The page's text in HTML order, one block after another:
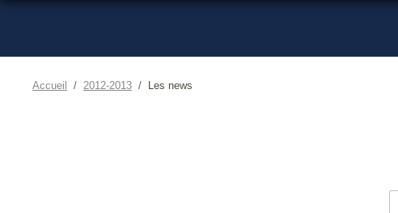
Accueil 2012-2013 Les news